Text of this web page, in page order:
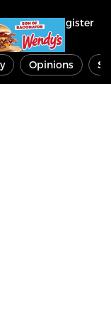
Register
Opinions